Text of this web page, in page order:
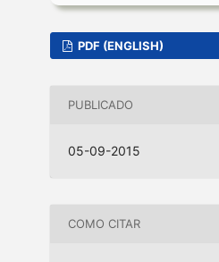
PDF (ENGLISH)
PUBLICADO
05-09-2015
COMO CITAR